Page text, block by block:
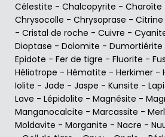
Célestite - Chalcopyrite - Charoïte
Chrysocolle - Chrysoprase - Citrine
- Cristal de roche - Cuivre -
Dioptase - Dolomite - Dumortiérite
Epidote - Fer de tigre - Fluorite -
Héliotrope - Hématite - Herkimer -
Iolite - Jade - Jaspe - Kunsite -
Lave - Lépidolite - Magnésite -
Manganocalcite - Marcassite -
Moldavite - Morganite - Nacre -